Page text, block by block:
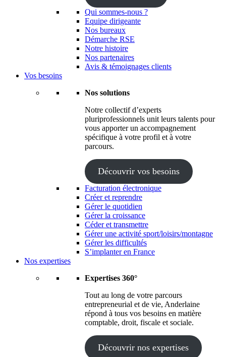
Qui sommes-nous ?
Equipe dirigeante
Nos bureaux
Démarche RSE
Notre histoire
Nos partenaires
Avis & témoignages clients
Vos besoins
Nos solutions
Notre collectif d’experts
pluriprofessionnels unit leurs talents pour
vous apporter un accompagnement
spécifique à votre profil et à votre
parcours.
Découvrir vos besoins
Facturation électronique
Créer et reprendre
Gérer le quotidien
Gérer la croissance
Céder et transmettre
Gérer une activité sport/loisirs/montagne
Gérer les difficultés
S’implanter en France
Nos expertises
Expertises 360°
Tout au long de votre parcours
entrepreneurial et de vie, Anderlaine
répond à tous vos besoins en matière
comptable, droit, fiscale et sociale.
Découvrir nos expertises